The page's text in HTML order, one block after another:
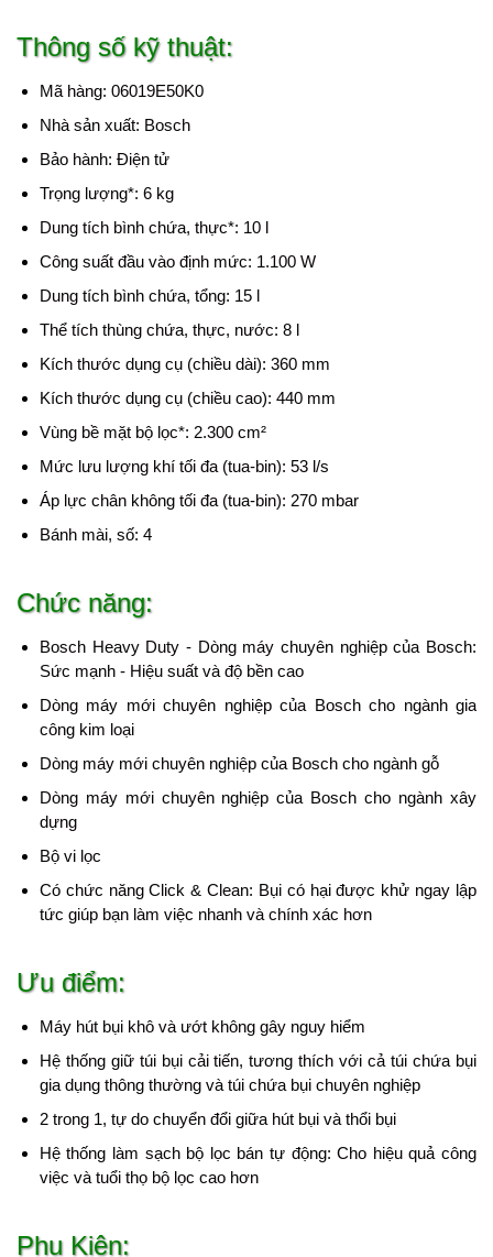
Thông số kỹ thuật:
Mã hàng: 06019E50K0
Nhà sản xuất: Bosch
Bảo hành: Điện tử
Trọng lượng*: 6 kg
Dung tích bình chứa, thực*: 10 l
Công suất đầu vào định mức: 1.100 W
Dung tích bình chứa, tổng: 15 l
Thể tích thùng chứa, thực, nước: 8 l
Kích thước dụng cụ (chiều dài): 360 mm
Kích thước dụng cụ (chiều cao): 440 mm
Vùng bề mặt bộ lọc*: 2.300 cm²
Mức lưu lượng khí tối đa (tua-bin): 53 l/s
Áp lực chân không tối đa (tua-bin): 270 mbar
Bánh mài, số: 4
Chức năng:
Bosch Heavy Duty - Dòng máy chuyên nghiệp của Bosch:
Sức mạnh - Hiệu suất và độ bền cao
Dòng máy mới chuyên nghiệp của Bosch cho ngành gia
công kim loại
Dòng máy mới chuyên nghiệp của Bosch cho ngành gỗ
Dòng máy mới chuyên nghiệp của Bosch cho ngành xây
dựng
Bộ vi lọc
Có chức năng Click & Clean: Bụi có hại được khử ngay lập
tức giúp bạn làm việc nhanh và chính xác hơn
Ưu điểm:
Máy hút bụi khô và ướt không gây nguy hiểm
Hệ thống giữ túi bụi cải tiến, tương thích với cả túi chứa bụi
gia dụng thông thường và túi chứa bụi chuyên nghiệp
2 trong 1, tự do chuyển đổi giữa hút bụi và thổi bụi
Hệ thống làm sạch bộ lọc bán tự động: Cho hiệu quả công
việc và tuổi thọ bộ lọc cao hơn
Phụ Kiện: